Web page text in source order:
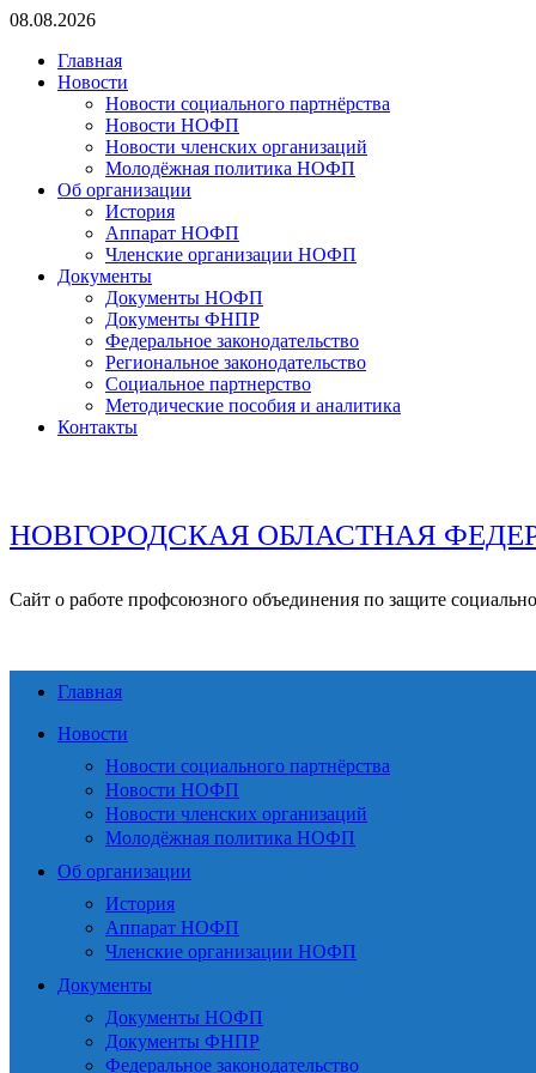
Перейти
содержимому
08.08.2026
Главная
Новости
Новости социального партнёрства
Новости НОФП
Новости членских организаций
Молодёжная политика НОФП
Об организации
История
Аппарат НОФП
Членские организации НОФП
Документы
Документы НОФП
Документы ФНПР
Федеральное законодательство
Региональное законодательство
Социальное партнерство
Методические пособия и аналитика
Контакты
НОВГОРОДСКАЯ ОБЛАСТНАЯ
Сайт о работе профсоюзного объединения по защите
Главная
Новости
Новости социального партнёрства
Новости НОФП
Новости членских организаций
Молодёжная политика НОФП
Об организации
История
Аппарат НОФП
Членские организации НОФП
Документы
Документы НОФП
Документы ФНПР
Федеральное законодательство